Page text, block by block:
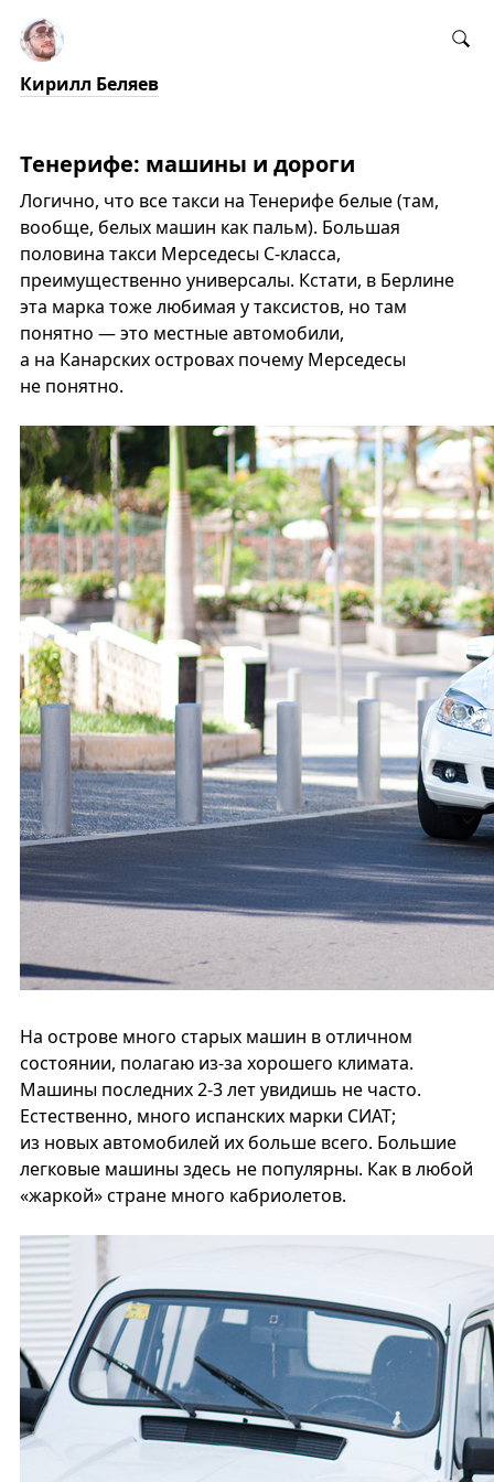
Кирилл Беляев
Тенерифе: машины и дороги
Логично, что все такси на Тенерифе белые (там,
вообще, белых машин как пальм). Большая
половина такси Мерседесы C-класса,
преимущественно универсалы. Кстати, в Берлине
эта марка тоже любимая у таксистов, но там
понятно — это местные автомобили,
а на Канарских островах почему Мерседесы
не понятно.
На острове много старых машин в отличном
состоянии, полагаю из-за хорошего климата.
Машины последних 2‑3 лет увидишь не часто.
Естественно, много испанских марки СИАТ;
из новых автомобилей их больше всего. Большие
легковые машины здесь не популярны. Как в любой
«жаркой» стране много кабриолетов.